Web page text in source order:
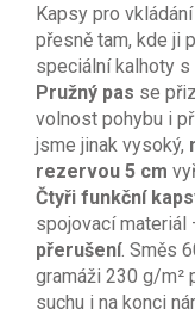
Kapsy pro
přesně tam, kde ji
speciální kalhoty s
Pružný pas se
volnost pohybu i
jsme jinak vysoký,
rezervou 5 cm
Čtyři funkční
spojovací materiál
přerušení. Směs
gramáži 230 g/m²
suchu i na konci